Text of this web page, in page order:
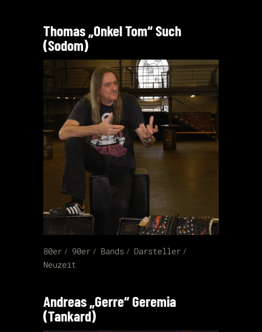
Thomas „Onkel Tom“ Such
(Sodom)
80er 90er Bands
Darsteller
Neuzeit
Andreas „Gerre“ Geremia
(Tankard)